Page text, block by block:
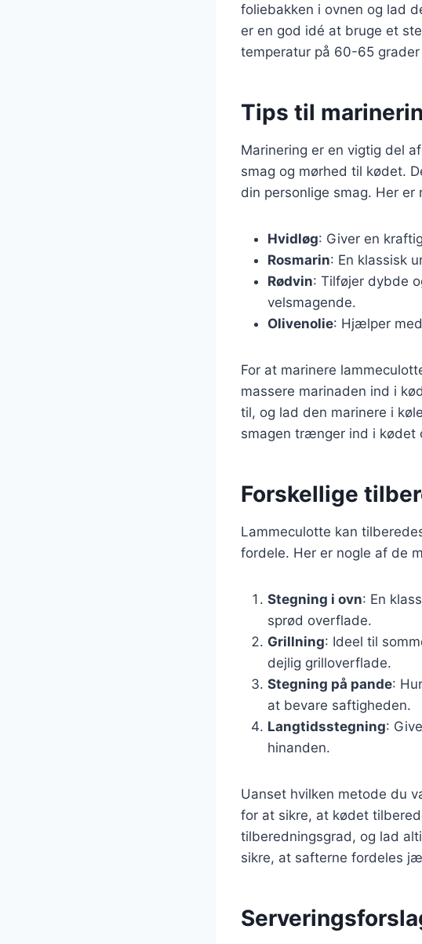
foliebakken i ovnen og lad
er en god idé at bruge et
temperatur på 60-65
Tips til
Marinering er en vigtig del
smag og mørhed til kødet.
din personlige smag. Her
Hvidløg: Giver en
Rosmarin: En klassisk
Rødvin: Tilføjer dybde
velsmagende.
Olivenolie: Hjælper
For at marinere
massere marinaden ind i
til, og lad den marinere i
smagen trænger ind i kødet
Forskellige
Lammeculotte kan
fordele. Her er nogle af de
Stegning i ovn: En
sprød overflade.
Grillning: Ideel til
dejlig grilloverflade.
Stegning på pande:
at bevare saftigheden.
Langtidsstegning:
hinanden.
Uanset hvilken metode du
for at sikre, at kødet
tilberedningsgrad, og lad
sikre, at safterne fordeles